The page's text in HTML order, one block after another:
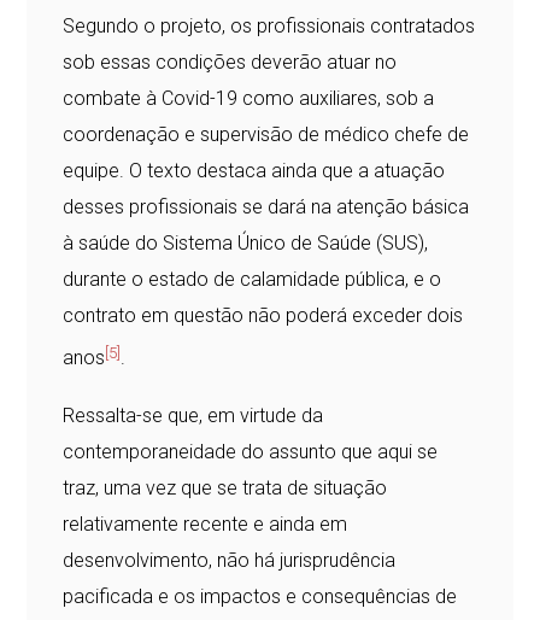
Segundo o projeto, os profissionais contratados
sob essas condições deverão atuar no
combate à Covid-19 como auxiliares, sob a
coordenação e supervisão de médico chefe de
equipe. O texto destaca ainda que a atuação
desses profissionais se dará na atenção básica
à saúde do Sistema Único de Saúde (SUS),
durante o estado de calamidade pública, e o
contrato em questão não poderá exceder dois
anos [5] .
Ressalta-se que, em virtude da
contemporaneidade do assunto que aqui se
traz, uma vez que se trata de situação
relativamente recente e ainda em
desenvolvimento, não há jurisprudência
pacificada e os impactos e consequências de